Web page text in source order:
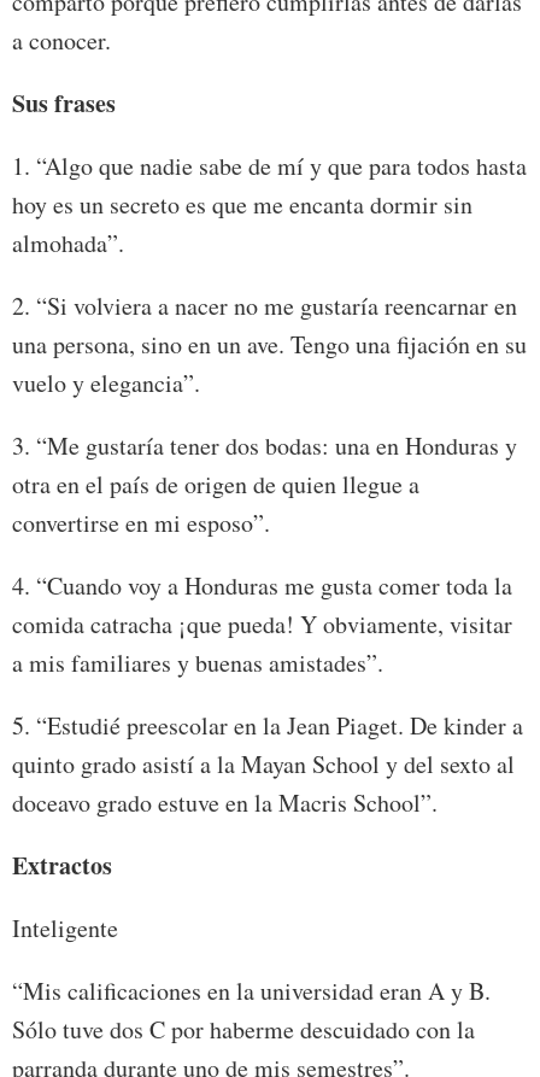
a conocer.
Sus frases
1. “Algo que nadie sabe de mí y que para todos hasta
hoy es un secreto es que me encanta dormir sin
almohada”.
2. “Si volviera a nacer no me gustaría reencarnar en
una persona, sino en un ave. Tengo una fijación en su
vuelo y elegancia”.
3. “Me gustaría tener dos bodas: una en Honduras y
otra en el país de origen de quien llegue a
convertirse en mi esposo”.
4. “Cuando voy a Honduras me gusta comer toda la
comida catracha ¡que pueda! Y obviamente, visitar
a mis familiares y buenas amistades”.
5. “Estudié preescolar en la Jean Piaget. De kinder a
quinto grado asistí a la Mayan School y del sexto al
doceavo grado estuve en la Macris School”.
Extractos
Inteligente
“Mis calificaciones en la universidad eran A y B.
Sólo tuve dos C por haberme descuidado con la
parranda durante uno de mis semestres”.